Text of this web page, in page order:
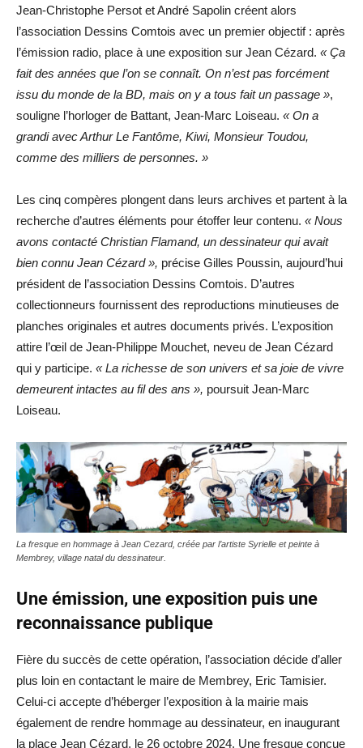
Jean-Christophe Persot et André Sapolin créent alors
l’association Dessins Comtois avec un premier objectif : après
l’émission radio, place à une exposition sur Jean Cézard. « Ça
fait des années que l’on se connaît. On n’est pas forcément
issu du monde de la BD, mais on y a tous fait un passage »,
souligne l’horloger de Battant, Jean-Marc Loiseau. « On a
grandi avec Arthur Le Fantôme, Kiwi, Monsieur Toudou,
comme des milliers de personnes. »
Les cinq compères plongent dans leurs archives et partent à la
recherche d’autres éléments pour étoffer leur contenu. « Nous
avons contacté Christian Flamand, un dessinateur qui avait
bien connu Jean Cézard », précise Gilles Poussin, aujourd’hui
président de l’association Dessins Comtois. D’autres
collectionneurs fournissent des reproductions minutieuses de
planches originales et autres documents privés. L’exposition
attire l’œil de Jean-Philippe Mouchet, neveu de Jean Cézard
qui y participe. « La richesse de son univers et sa joie de vivre
demeurent intactes au fil des ans », poursuit Jean-Marc
Loiseau.
La fresque en hommage à Jean Cezard, créée par l’artiste Syrielle et peinte à
Membrey, village natal du dessinateur.
Une émission, une exposition puis une
reconnaissance publique
Fière du succès de cette opération, l’association décide d’aller
plus loin en contactant le maire de Membrey, Eric Tamisier.
Celui-ci accepte d’héberger l’exposition à la mairie mais
également de rendre hommage au dessinateur, en inaugurant
la place Jean Cézard, le 26 octobre 2024. Une fresque conçue